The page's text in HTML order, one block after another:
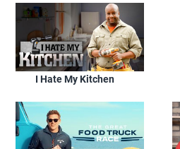
I Hate My Kitchen